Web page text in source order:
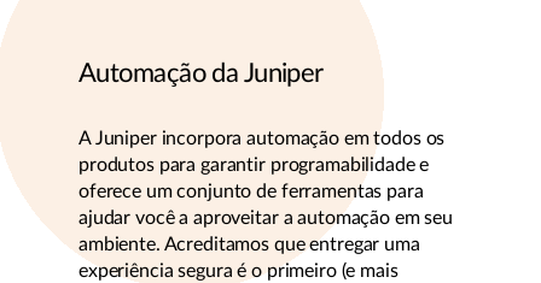
Automação da Juniper
A Juniper incorpora automação em todos os
produtos para garantir programabilidade e
oferece um conjunto de ferramentas para
ajudar você a aproveitar a automação em seu
ambiente. Acreditamos que entregar uma
experiência segura é o primeiro (e mais